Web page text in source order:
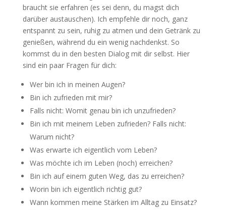
braucht sie erfahren (es sei denn, du magst dich
darüber austauschen). Ich empfehle dir noch, ganz
entspannt zu sein, ruhig zu atmen und dein Getränk zu
genießen, während du ein wenig nachdenkst. So
kommst du in den besten Dialog mit dir selbst. Hier
sind ein paar Fragen für dich:
Wer bin ich in meinen Augen?
Bin ich zufrieden mit mir?
Falls nicht: Womit genau bin ich unzufrieden?
Bin ich mit meinem Leben zufrieden? Falls nicht:
Warum nicht?
Was erwarte ich eigentlich vom Leben?
Was möchte ich im Leben (noch) erreichen?
Bin ich auf einem guten Weg, das zu erreichen?
Worin bin ich eigentlich richtig gut?
Wann kommen meine Stärken im Alltag zu Einsatz?